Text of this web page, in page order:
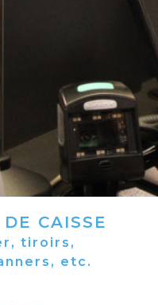
CAISSE
tiroirs,
etc.